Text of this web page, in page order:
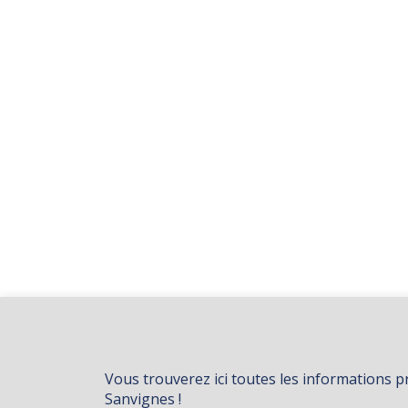
Vous trouverez ici toutes les informations
Sanvignes !